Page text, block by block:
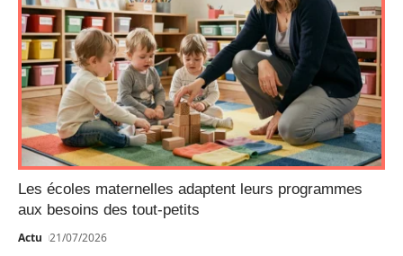
Les écoles maternelles adaptent leurs programmes
aux besoins des tout-petits
Actu 21/07/2026